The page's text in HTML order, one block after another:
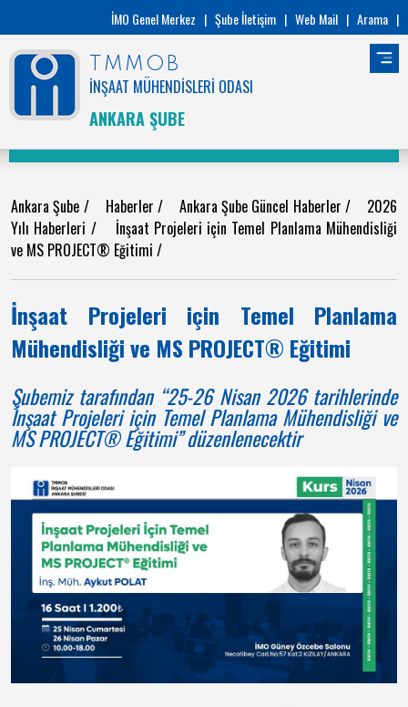
İMO Genel Merkez | Şube İletişim | Web Mail | Arama |
TMMOB
İNŞAAT MÜHENDİSLERİ ODASI
ANKARA ŞUBE
Ankara Şube / Haberler / Ankara Şube Güncel Haberler/ 2026
Yılı Haberleri / İnşaat Projeleri için Temel Planlama Mühendisliği
ve MS PROJECT® Eğitimi /
İnşaat Projeleri için Temel Planlama
Mühendisliği ve MS PROJECT® Eğitimi
Şubemiz tarafından “25-26 Nisan 2026 tarihlerinde
İnşaat Projeleri için Temel Planlama Mühendisliği ve
MS PROJECT® Eğitimi” düzenlenecektir